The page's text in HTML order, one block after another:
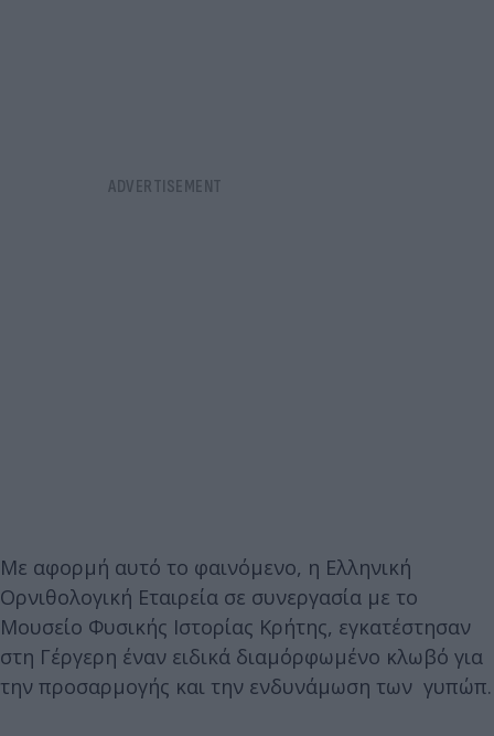
Με αφορμή αυτό το φαινόμενο, η Ελληνική
Ορνιθολογική Εταιρεία σε συνεργασία με το
Μουσείο Φυσικής Ιστορίας Κρήτης, εγκατέστησαν
στη Γέργερη έναν ειδικά διαμόρφωμένο κλωβό για
την προσαρμογής και την ενδυνάμωση των γυπώπ.